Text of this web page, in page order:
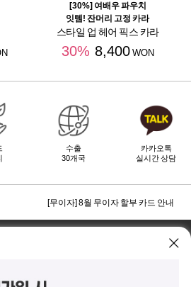
[30%] 여배우 파우치
잇템! 잔머리 고정 카라
스타일 업 헤어 픽스 카라
30% 8,400 WON
수출
30개국
카카오톡
실시간 상담
[무이자] 8월 무이자 할부 카드 안내
통신판매업신고 제2014-서울강남-03442호